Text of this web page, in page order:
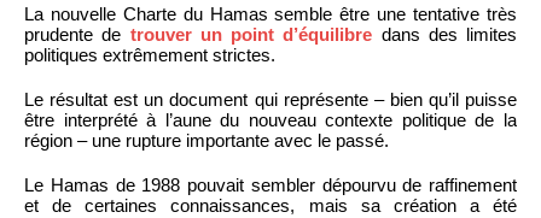
La nouvelle Charte du Hamas semble être une tentative très
prudente de trouver un point d’équilibre dans des limites
politiques extrêmement strictes.
Le résultat est un document qui représente – bien qu’il puisse
être interprété à l’aune du nouveau contexte politique de la
région – une rupture importante avec le passé.
Le Hamas de 1988 pouvait sembler dépourvu de raffinement
et de certaines connaissances, mais sa création a été